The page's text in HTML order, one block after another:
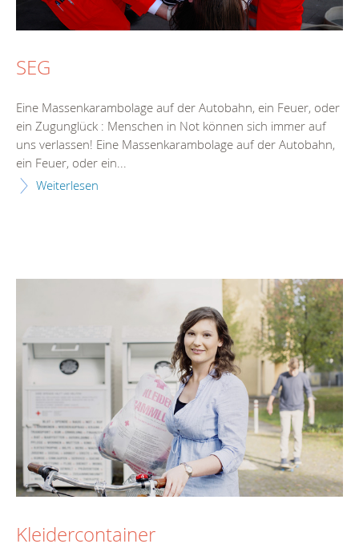
SEG
Eine Massenkarambolage auf der Autobahn, ein Feuer, oder
ein Zugunglück : Menschen in Not können sich immer auf
uns verlassen! Eine Massenkarambolage auf der Autobahn,
ein Feuer, oder ein...
Weiterlesen
Kleidercontainer